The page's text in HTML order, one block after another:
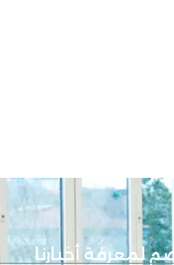
لمعرفة أخبارنا